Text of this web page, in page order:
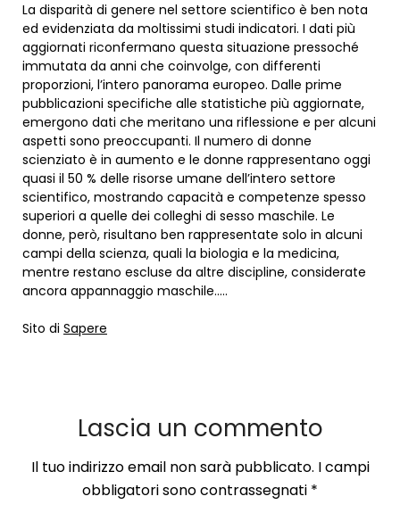
La disparità di genere nel settore scientifico è ben nota
ed evidenziata da moltissimi studi indicatori. I dati più
aggiornati riconfermano questa situazione pressoché
immutata da anni che coinvolge, con differenti
proporzioni, l’intero panorama europeo. Dalle prime
pubblicazioni specifiche alle statistiche più aggiornate,
emergono dati che meritano una riflessione e per alcuni
aspetti sono preoccupanti. Il numero di donne
scienziato è in aumento e le donne rappresentano oggi
quasi il 50 % delle risorse umane dell’intero settore
scientifico, mostrando capacità e competenze spesso
superiori a quelle dei colleghi di sesso maschile. Le
donne, però, risultano ben rappresentate solo in alcuni
campi della scienza, quali la biologia e la medicina,
mentre restano escluse da altre discipline, considerate
ancora appannaggio maschile…..
Sito di Sapere
Lascia un commento
Il tuo indirizzo email non sarà pubblicato. I campi
obbligatori sono contrassegnati *